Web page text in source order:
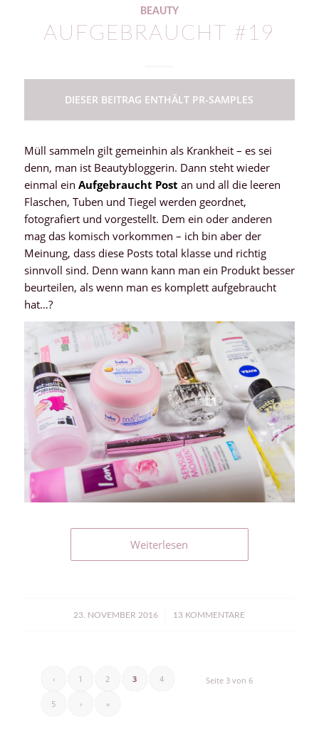
BEAUTY
AUFGEBRAUCHT #19
DIESER BEITRAG ENTHÄLT PR-SAMPLES
Müll sammeln gilt gemeinhin als Krankheit – es sei
denn, man ist Beautybloggerin. Dann steht wieder
einmal ein Aufgebraucht Post an und all die leeren
Flaschen, Tuben und Tiegel werden geordnet,
fotografiert und vorgestellt. Dem ein oder anderen
mag das komisch vorkommen – ich bin aber der
Meinung, dass diese Posts total klasse und richtig
sinnvoll sind. Denn wann kann man ein Produkt besser
beurteilen, als wenn man es komplett aufgebraucht
hat…?
Weiterlesen
23. NOVEMBER 2016
/ 13 KOMMENTARE
Seite 3 von 6
‹ 1 2 3 4
5 › »